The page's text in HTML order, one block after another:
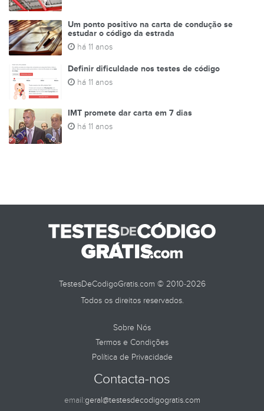
Um ponto positivo na carta de condução se
estudar o código da estrada
há 11 anos
Definir dificuldade nos testes de código
há 11 anos
IMT promete dar carta em 7 dias
há 11 anos
TestesDeCodigoGratis.com © 2010-2026
Todos os direitos reservados.
Sobre Nós
Termos e Condições
Política de Privacidade
Contacta-nos
email:geral@testesdecodigogratis.com